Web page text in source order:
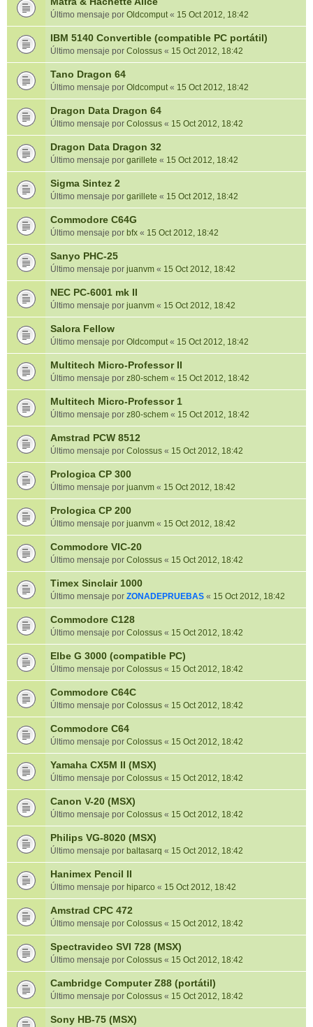
Último mensaje por Oldcomput« 15 Oct 2012, 18:42
IBM 5140 Convertible (compatible PC portátil)
Último mensaje por Colossus « 15 Oct 2012, 18:42
Tano Dragon 64
Último mensaje por Oldcomput« 15 Oct 2012, 18:42
Dragon Data Dragon 64
Último mensaje por Colossus « 15 Oct 2012, 18:42
Dragon Data Dragon 32
Último mensaje por garillete « 15 Oct 2012, 18:42
Sigma Sintez 2
Último mensaje por garillete « 15 Oct 2012, 18:42
Commodore C64G
Último mensaje por bfx « 15 Oct 2012, 18:42
Sanyo PHC-25
Último mensaje por juanvm « 15 Oct 2012, 18:42
NEC PC-6001 mk II
Último mensaje por juanvm « 15 Oct 2012, 18:42
Salora Fellow
Último mensaje por Oldcomput« 15 Oct 2012, 18:42
Multitech Micro-Professor II
Último mensaje por z80-schem « 15 Oct 2012, 18:42
Multitech Micro-Professor 1
Último mensaje por z80-schem « 15 Oct 2012, 18:42
Amstrad PCW 8512
Último mensaje por Colossus « 15 Oct 2012, 18:42
Prologica CP 300
Último mensaje por juanvm « 15 Oct 2012, 18:42
Prologica CP 200
Último mensaje por juanvm « 15 Oct 2012, 18:42
Commodore VIC-20
Último mensaje por Colossus « 15 Oct 2012, 18:42
Timex Sinclair 1000
Último mensaje por ZONADEPRUEBAS « 15 Oct 2012, 18:42
Commodore C128
Último mensaje por Colossus « 15 Oct 2012, 18:42
Elbe G 3000 (compatible PC)
Último mensaje por Colossus « 15 Oct 2012, 18:42
Commodore C64C
Último mensaje por Colossus « 15 Oct 2012, 18:42
Commodore C64
Último mensaje por Colossus « 15 Oct 2012, 18:42
Yamaha CX5M II (MSX)
Último mensaje por Colossus « 15 Oct 2012, 18:42
Canon V-20 (MSX)
Último mensaje por Colossus « 15 Oct 2012, 18:42
Philips VG-8020 (MSX)
Último mensaje por baltasarq « 15 Oct 2012, 18:42
Hanimex Pencil II
Último mensaje por hiparco « 15 Oct 2012, 18:42
Amstrad CPC 472
Último mensaje por Colossus « 15 Oct 2012, 18:42
Spectravideo SVI 728 (MSX)
Último mensaje por Colossus « 15 Oct 2012, 18:42
Cambridge Computer Z88 (portátil)
Último mensaje por Colossus « 15 Oct 2012, 18:42
Sony HB-75 (MSX)